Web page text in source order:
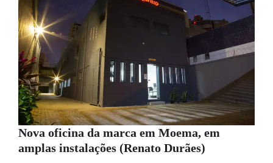
Nova oficina da marca em Moema, em
amplas instalações (Renato Durães)